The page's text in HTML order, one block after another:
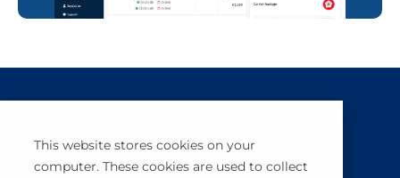
This website stores cookies on your
computer. These cookies are used to collect